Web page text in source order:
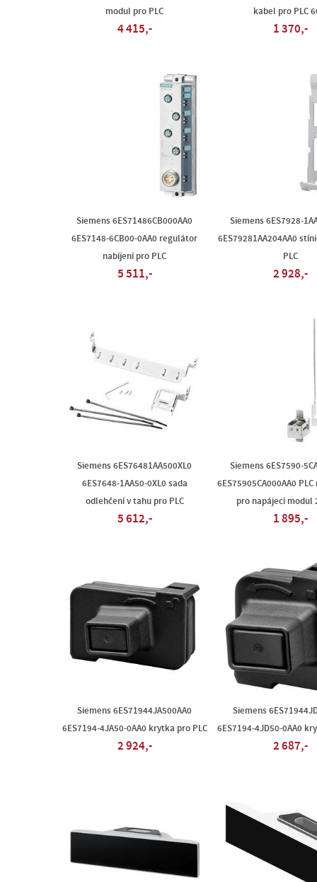
modul pro PLC
4 415,-
kabel pro PLC
1 370,-
Siemens 6ES71486CB000AA0
6ES7148-6CB00-0AA0 regulátor
nabíjení pro PLC
5 511,-
Siemens 6ES7928-
6ES79281AA204AA0
PLC
2 928,-
Siemens 6ES76481AA500XL0
6ES7648-1AA50-0XL0 sada
odlehčení v tahu pro PLC
5 612,-
Siemens 6ES7590-
6ES75905CA000AA0
pro napájecí modul
1 895,-
Siemens 6ES71944JA500AA0
6ES7194-4JA50-0AA0 krytka pro PLC
2 924,-
Siemens
6ES7194-4JD50-0AA0
2 687,-